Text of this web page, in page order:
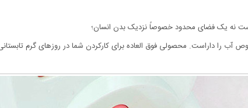
نه یک فضای محدود خصوصاً نزدیک بدن انسان؛
را داراست. محصولی فوق العاده برای کارکردن شما در روزهای گرم